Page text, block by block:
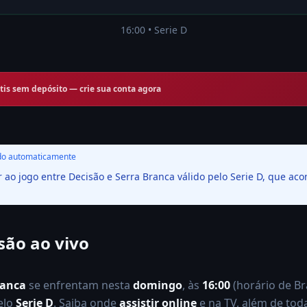
16:00• Serie D
sem depósito — crie sua conta agora
DecisãoxSerra Branca
16:00 •Serie D
automaticamente
jogo entre Decisão e Serra Branca válido pelo Serie D, que
ao vivo
se enfrentam nesta domingo, às 16:00(horário de
Serie D. Saiba ondeassistir online e na TV, além de